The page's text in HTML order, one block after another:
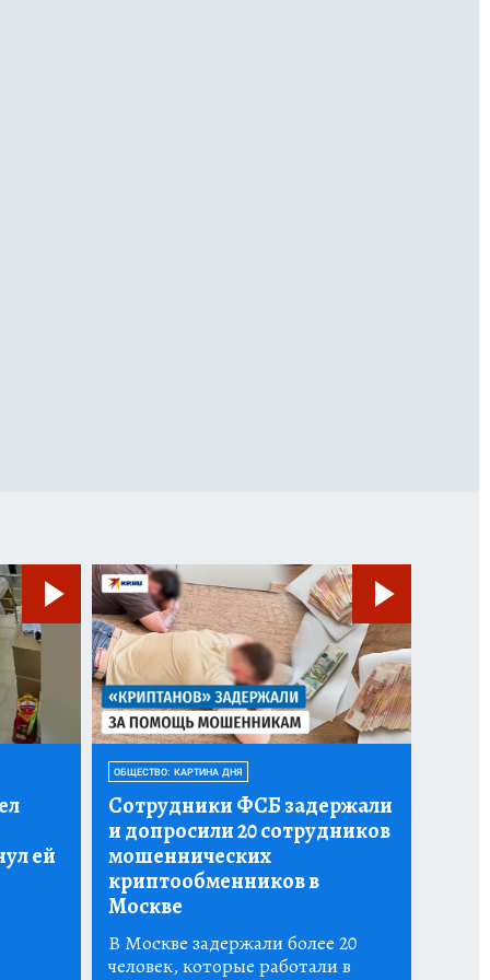
ей
ОБЩЕСТВО: КАРТИНА ДНЯ
Сотрудники ФСБ задержали
и допросили 20 сотрудников
мошеннических
криптообменников в
Москве
В Москве задержали более 20
человек, которые работали в